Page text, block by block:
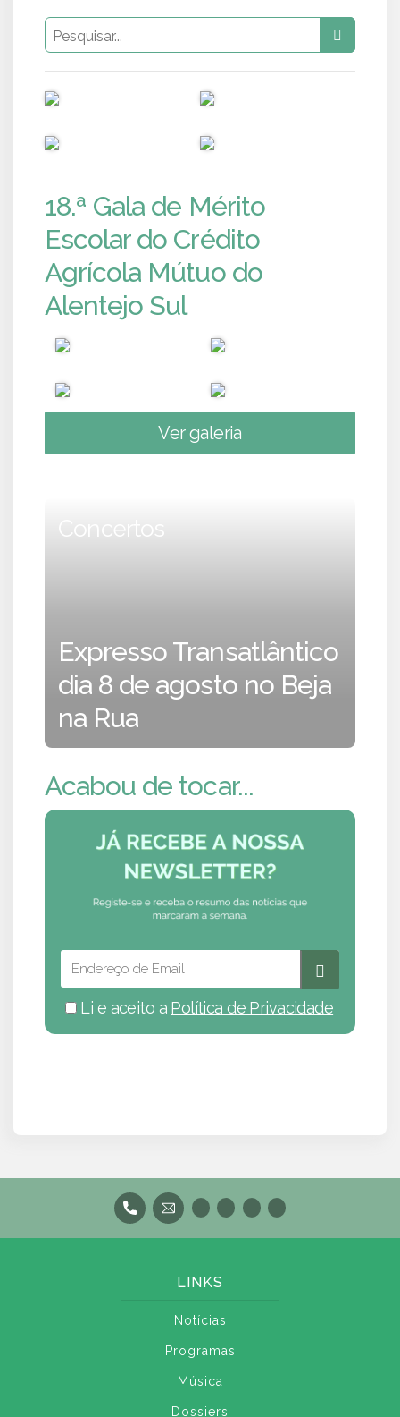
18.ª Gala de Mérito
Escolar do Crédito
Agrícola Mútuo do
Alentejo Sul
Ver galeria
Concertos
Expresso Transatlântico
dia 8 de agosto no Beja
na Rua
Acabou de tocar...
Li e aceito a Política de Privacidade
LINKS
Notícias
Programas
Música
Dossiers